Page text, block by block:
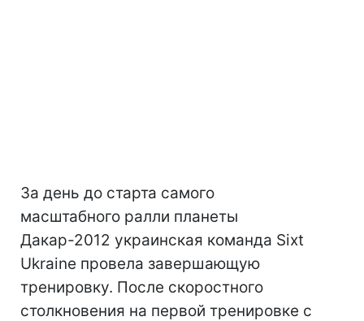
За день до старта самого
масштабного ралли планеты
Дакар-2012 украинская команда Sixt
Ukraine провела завершающую
тренировку. После скоростного
столкновения на первой тренировке с